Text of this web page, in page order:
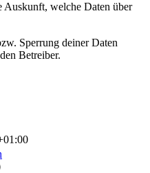
welche Daten über
Sperrung deiner Daten
Betreiber.